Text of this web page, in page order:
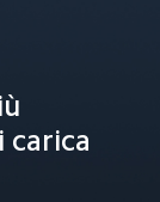
carica